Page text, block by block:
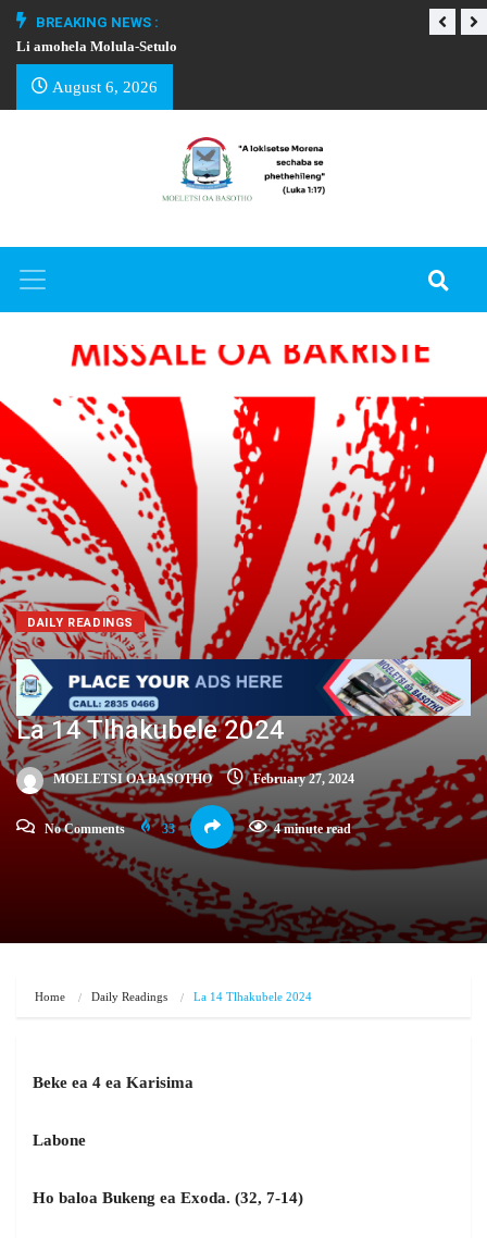
BREAKING NEWS :
Li amohela Molula-Setulo
August 6, 2026
DAILY READINGS
La 14 Tlhakubele 2024
MOELETSI OA BASOTHO February 27, 2024
No Comments 33 4 minute read
Home Daily Readings La 14 Tlhakubele 2024
Beke ea 4 ea Karisima
Labone
Ho baloa Bukeng ea Exoda. (32, 7-14)